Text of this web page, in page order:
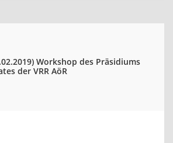
Workshop des Präsidiums
der VRR AöR